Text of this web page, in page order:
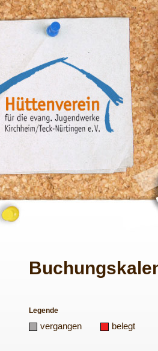
Legende
vergangen belegt